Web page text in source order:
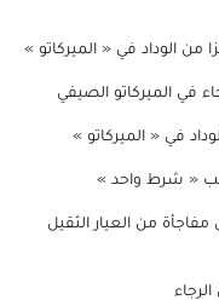
من الوداد في « الميركاتو »
في الميركاتو الصيفي
في « الميركاتو »
« شرط واحد »
من العيار الثقيل